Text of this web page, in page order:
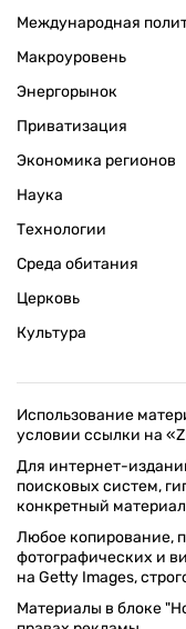
Международная
Макроуровень
Энергорынок
Приватизация
Экономика регионов
Наука
Технологии
Среда обитания
Церковь
Культура
Использование
условии ссылки на
Для интернет-
поисковых систем,
конкретный
Любое копирование,
фотографических и
на Getty Images,
Материалы в блоке